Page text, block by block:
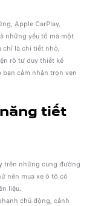
Apple CarPlay,
những yếu tố mà một
chỉ là chi tiết nhỏ,
rõ tư duy thiết kế
cảm nhận trọn vẹn
năng tiết
trên những cung đường
nên mua xe ô tô có
liệu.
chủ động, cảnh